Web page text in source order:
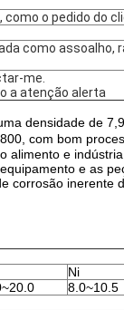
o pedido do
como assoalho,
me.
a atenção alerta
densidade de
com bom
alimento e indústria
e as
corrosão inerente
Ni
8.0~10.5